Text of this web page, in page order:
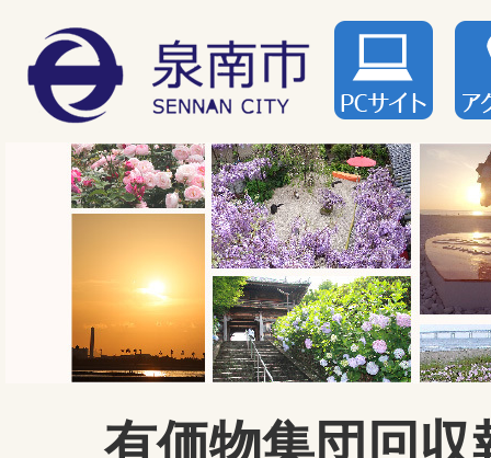
有価物集団回